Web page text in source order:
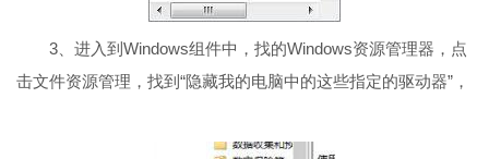
3、进入到Windows组件中，找的Windows资源管理器，点
击文件资源管理，找到“隐藏我的电脑中的这些指定的驱动器”，